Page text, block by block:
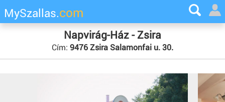
MySzallas.com
Napvirág-Ház - Zsira
Cím: 9476 Zsira Salamonfai u. 30.